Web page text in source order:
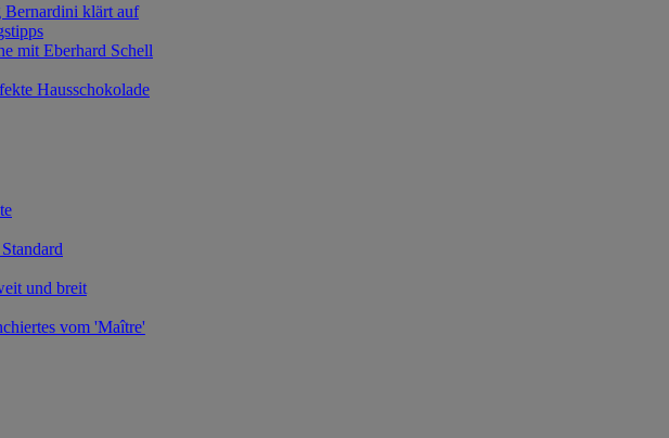
Bernardini klärt auf
mit Eberhard Schell
Hausschokolade
und breit
vom 'Maître'